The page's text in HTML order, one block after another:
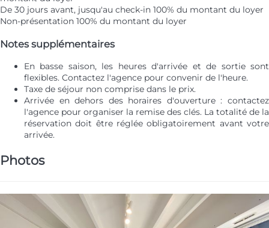
De 30 jours avant, jusqu'au check-in 100% du montant du loyer
Non-présentation 100% du montant du loyer
Notes supplémentaires
En basse saison, les heures d'arrivée et de sortie sont
flexibles. Contactez l'agence pour convenir de l'heure.
Taxe de séjour non comprise dans le prix.
Arrivée en dehors des horaires d'ouverture : contactez
l'agence pour organiser la remise des clés. La totalité de la
réservation doit être réglée obligatoirement avant votre
arrivée.
Photos